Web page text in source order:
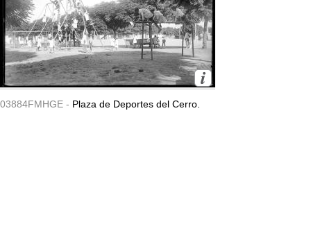
03884FMHGE - Plaza de Deportes del Cerro.